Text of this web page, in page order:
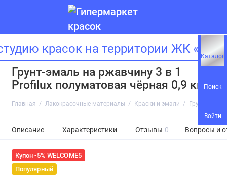
Каталог
Поиск
Войти
красок на территории ЖК
Грунт-эмаль на ржавчину 3 в 1
Profilux полуматовая чёрная 0,9 кг
Главная Лакокрасочные материалы Краски и эмали Грунт-
Описание Характеристики Отзывы 0 Вопросы и
Купон -5% WELCOME5
Популярный